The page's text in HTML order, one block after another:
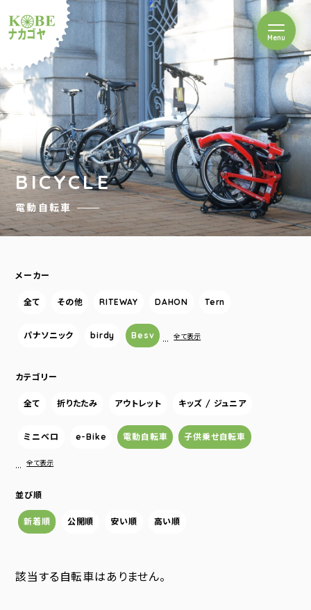
ルショップナカゴヤ
Menuを開閉
BICYCLE
電動自転車
メーカー
全て その他 RITEWAY DAHON Tern
パナソニック birdy Besv … 全て表示
カテゴリー
全て 折りたたみ アウトレット キッズ / ジュニア
ミニベロ e-Bike 電動自転車 子供乗せ自転車
… 全て表示
並び順
新着順 公開順 安い順 高い順
該当する自転車はありません。